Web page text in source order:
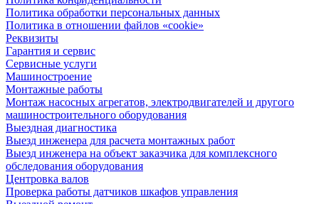
Политика обработки персональных данных
Политика в отношении файлов «cookie»
Реквизиты
Гарантия и сервис
Сервисные услуги
Машиностроение
Монтажные работы
Монтаж насосных агрегатов, электродвигателей и другого
машиностроительного оборудования
Выездная диагностика
Выезд инженера для расчета монтажных работ
Выезд инженера на объект заказчика для комплексного
обследования оборудования
Центровка валов
Проверка работы датчиков шкафов управления